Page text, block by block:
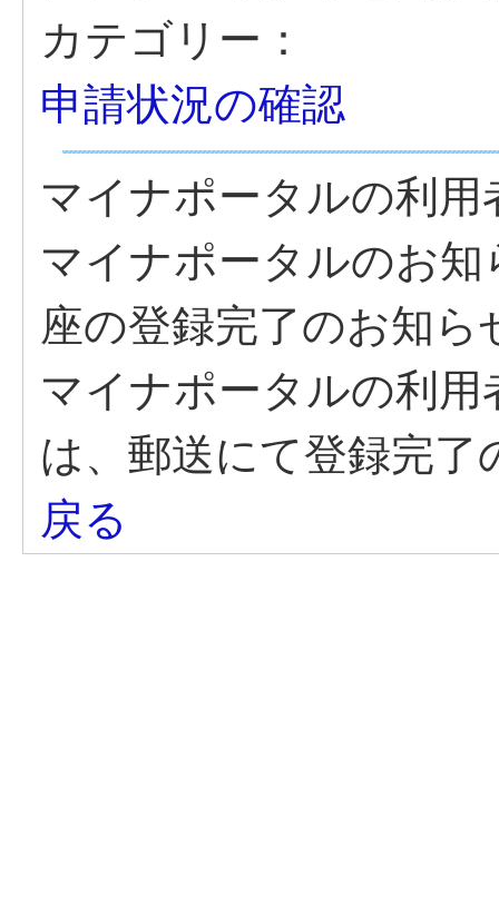
カテゴリー：
申請状況の確認
マイナポータルの利
マイナポータルのお
座の登録完了のお知ら
マイナポータルの利
は、郵送にて登録完
戻る